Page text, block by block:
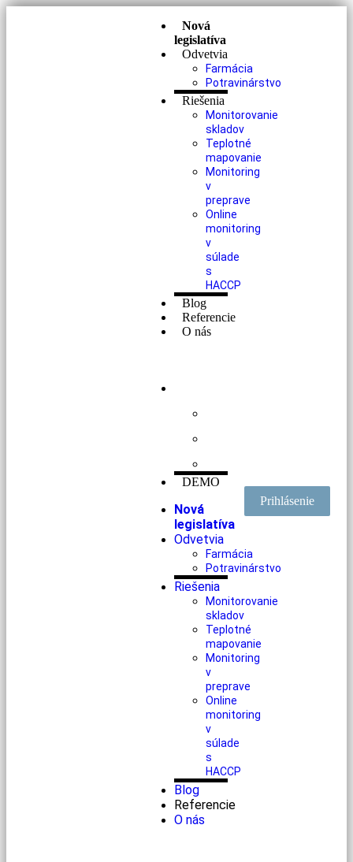
Nová
legislatíva
Odvetvia
Farmácia
Potravinárstvo
Riešenia
Monitorovanie
skladov
Teplotné
mapovanie
Monitoring
v
preprave
Online
monitoring
v
súlade
s
HACCP
Blog
Referencie
O nás
DEMO
Nová
legislatíva
Odvetvia
Farmácia
Potravinárstvo
Riešenia
Monitorovanie
skladov
Teplotné
mapovanie
Monitoring
v
preprave
Online
monitoring
v
súlade
s
HACCP
Blog
Referencie
O nás
Prihlásenie